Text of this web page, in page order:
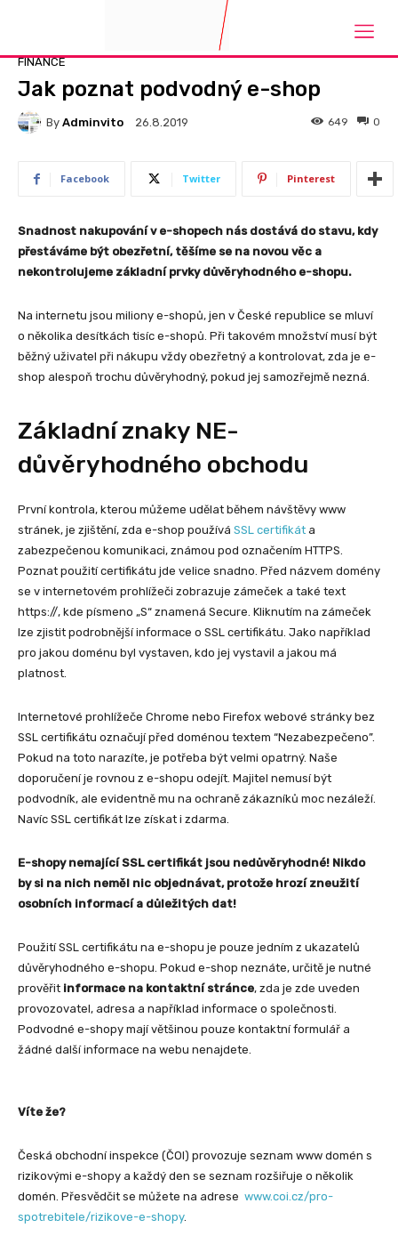
FINANCE
Jak poznat podvodný e-shop
By Adminvito 26.8.2019 0
649
Facebook Twitter Pinterest
Snadnost nakupování v e-shopech nás dostává do stavu, kdy
přestáváme být obezřetní, těšíme se na novou věc a
nekontrolujeme základní prvky důvěryhodného e-shopu.
Na internetu jsou miliony e-shopů, jen v České republice se mluví
o několika desítkách tisíc e-shopů. Při takovém množství musí být
běžný uživatel při nákupu vždy obezřetný a kontrolovat, zda je e-
shop alespoň trochu důvěryhodný, pokud jej samozřejmě nezná.
Základní znaky NE-
důvěryhodného obchodu
První kontrola, kterou můžeme udělat během návštěvy www
stránek, je zjištění, zda e-shop používá SSL certifikát a
zabezpečenou komunikaci, známou pod označením HTTPS.
Poznat použití certifikátu jde velice snadno. Před názvem domény
se v internetovém prohlížeči zobrazuje zámeček a také text
https://, kde písmeno „S“ znamená Secure. Kliknutím na zámeček
lze zjistit podrobnější informace o SSL certifikátu. Jako například
pro jakou doménu byl vystaven, kdo jej vystavil a jakou má
platnost.
Internetové prohlížeče Chrome nebo Firefox webové stránky bez
SSL certifikátu označují před doménou textem “Nezabezpečeno”.
Pokud na toto narazíte, je potřeba být velmi opatrný. Naše
doporučení je rovnou z e-shopu odejít. Majitel nemusí být
podvodník, ale evidentně mu na ochraně zákazníků moc nezáleží.
Navíc SSL certifikát lze získat i zdarma.
E-shopy nemající SSL certifikát jsou nedůvěryhodné! Nikdo
by si na nich neměl nic objednávat, protože hrozí zneužití
osobních informací a důležitých dat!
Použití SSL certifikátu na e-shopu je pouze jedním z ukazatelů
důvěryhodného e-shopu. Pokud e-shop neznáte, určitě je nutné
prověřit informace na kontaktní stránce, zda je zde uveden
provozovatel, adresa a například informace o společnosti.
Podvodné e-shopy mají většinou pouze kontaktní formulář a
žádné další informace na webu nenajdete.
Víte že?
Česká obchodní inspekce (ČOI) provozuje seznam www domén s
rizikovými e-shopy a každý den se seznam rozšiřuje o několik
domén. Přesvědčit se můžete na adrese www.coi.cz/pro-
spotrebitele/rizikove-e-shopy.